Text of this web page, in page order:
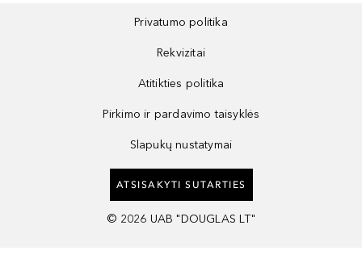
Privatumo politika
Rekvizitai
Atitikties politika
Pirkimo ir pardavimo taisyklės
Slapukų nustatymai
ATSISAKYTI SUTARTIES
© 2026 UAB "DOUGLAS LT"